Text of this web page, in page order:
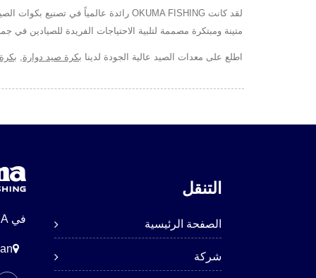
متينة ومبتكرة مصممة لتلبية الاحتياجات الفريدة للصيادين في
اطلع على معدات الصيد عالية الجودة لدينا بكرة صيد دوارة,
في OKUMA، نحن نقدم أكثر من مجرد معدات—نحن نشعل الشغف للماء والتركيز وإثارة كل رمية.
التنقل
الصفحة الرئيسية
شركة